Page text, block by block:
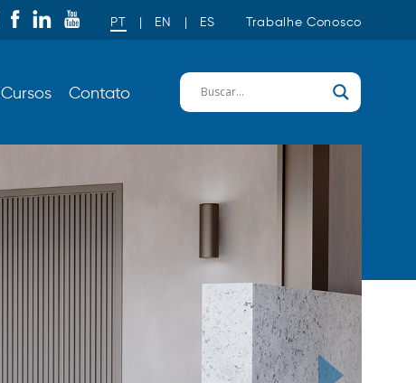
PT | EN | ES Trabalhe Conosco
Cursos Contato